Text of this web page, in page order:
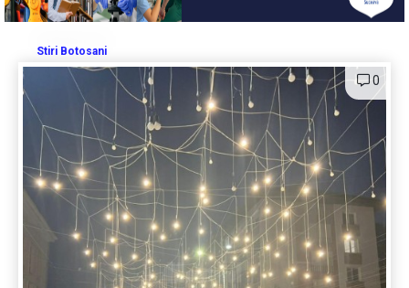
Stiri Botosani
0